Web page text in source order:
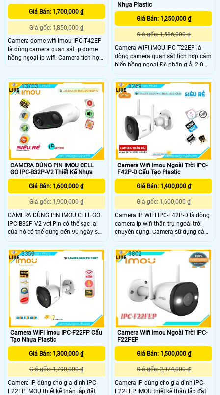
Giá Bán: 1,700,000 ₫
Giá gốc: 1,850,000 ₫
Camera dome wifi imou IPC-T42EP
là dòng camera quan sát ip dome
hồng ngoại ip wifi. Camera tích hợp
cảm biến hồng ngoại Độ phân giải
1/2. 8”, 25/30fps@4
Nhựa Plastic
Giá Bán: 1,250,000 ₫
Giá gốc: 1,586,000 ₫
Camera WIFI IMOU IPC-T22EP là
dòng camera quan sát tích hợp cảm
biến hồng ngoại Độ phân giải 2.0
MP cảm biến CMOS kích thước 1/2.
8”,
25/30fps@4.0M(1920X1080),Chuẩn
nén H
CAMERA DÙNG PIN IMOU CELL
GO IPC-B32P-V2 Thiết Kế Nhựa
Giá Bán: 1,600,000 ₫
Giá gốc: 1,900,000 ₫
CAMERA DÙNG PIN IMOU CELL GO
IPC-B32P-V2 với Pin có thể sạc lại
của nó có thể dùng đến 90 ngày sau
một lần sạc. Công nghệ phát hiện
người cho phép máy ảnh phát hiện
hình dạng cơ thể một cách thông
minh. Cung cấp khả năng giám sát
trực tiếp 2K để xem rõ những gì
đang xảy ra trong và xung quanh
nhà bạn
13703
Camera Wifi Imou Ngoài Trời IPC-
F42P-D Cấu Tạo Plastic
Giá Bán: 1,400,000 ₫
Giá gốc: 1,600,000 ₫
Camera IP WIFI IPC-F42P-D là dòng
camera ip wifi thân trụ ngoài trời
chuyên dụng. Camera sữ dụng cảm
biến hinh ảnh Độ phân giải 4.0MP
cảm biến 1/2. 7” Sony NIR,
25/30fps@4
3269
Camera WiFi Imou IPC-F22FP Cấu
Tạo Nhựa Plastic
Giá Bán: 1,300,000 ₫
Giá gốc: 1,790,000 ₫
Camera IP dùng cho gia đình IPC-
F22FP IMOU thiết kế thân lắp đặt
3359
Camera Wifi Imou Ngoài Trời IPC-
F22FEP
Giá Bán: 1,500,000 ₫
Giá gốc: 2,074,000 ₫
Camera IP dùng cho gia đình IPC-
F22FEP IMOU thiết kế thân lắp đặt
3802